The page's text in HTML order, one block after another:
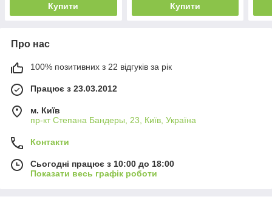
Купити Купити
Про нас
100% позитивних з 22 відгуків за рік
Працює з 23.03.2012
м. Київ
пр-кт Степана Бандеры, 23, Київ, Україна
Контакти
Сьогодні працює з 10:00 до 18:00
Показати весь графік роботи